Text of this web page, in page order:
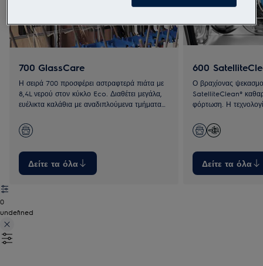
700 GlassCare
Η σειρά 700 προσφέρει αστραφτερά πιάτα με
8,4L νερού στον κύκλο Eco. Διαθέτει μεγάλα,
ευέλικτα καλάθια με αναδιπλούμενα τμήματα
Δείτε τα όλα
600
Ο βραχίονας
SatelliteClean®
φόρτωση. Η
τυπικά συστήματα.
Δείτε τα όλα
0
undefined